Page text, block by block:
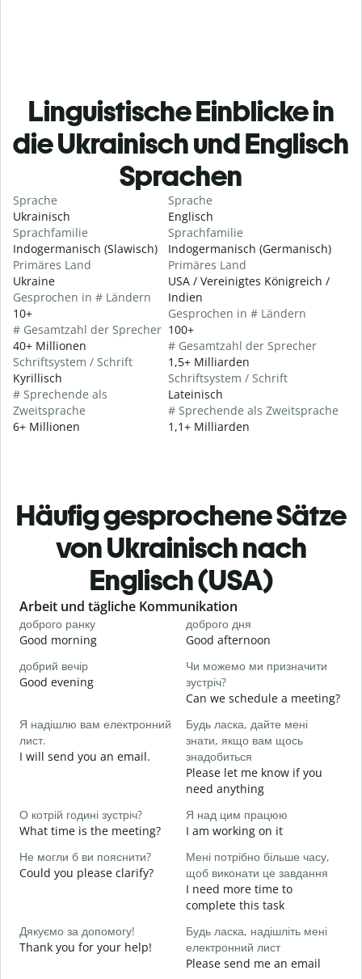
Linguistische Einblicke in
die Ukrainisch und Englisch
Sprachen
Sprache
Ukrainisch
Sprachfamilie
Indogermanisch (Slawisch)
Primäres Land
Ukraine
Gesprochen in # Ländern
10+
# Gesamtzahl der Sprecher
40+ Millionen
Schriftsystem / Schrift
Kyrillisch
# Sprechende als
Zweitsprache
6+ Millionen
Sprache
Englisch
Sprachfamilie
Indogermanisch (Germanisch)
Primäres Land
USA / Vereinigtes Königreich /
Indien
Gesprochen in # Ländern
100+
# Gesamtzahl der Sprecher
1,5+ Milliarden
Schriftsystem / Schrift
Lateinisch
# Sprechende als Zweitsprache
1,1+ Milliarden
Häufig gesprochene Sätze
von Ukrainisch nach
Englisch (USA)
Slide 1 of 6
Arbeit und tägliche Kommunikation
доброго ранку
Good morning
доброго дня
Good afternoon
добрий вечір
Good evening
Чи можемо ми призначити
зустріч?
Can we schedule a meeting?
Я надішлю вам електронний
лист.
I will send you an email.
Будь ласка, дайте мені
знати, якщо вам щось
знадобиться
Please let me know if you
need anything
О котрій годині зустріч?
What time is the meeting?
Я над цим працюю
I am working on it
Не могли б ви пояснити?
Could you please clarify?
Мені потрібно більше часу,
щоб виконати це завдання
I need more time to
complete this task
Дякуємо за допомогу!
Thank you for your help!
Будь ласка, надішліть мені
електронний лист
Please send me an email